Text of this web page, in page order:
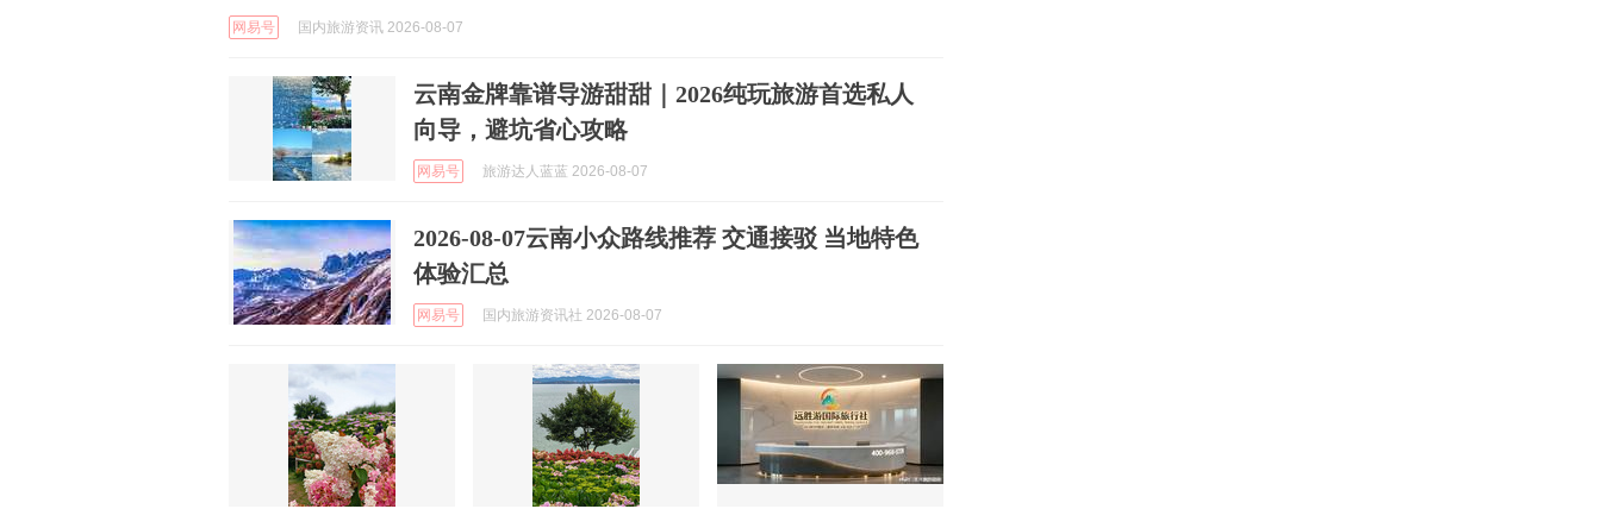
网易号 国内旅游资讯 2026-08-07
云南金牌靠谱导游甜甜｜2026纯玩旅游首选私人
向导，避坑省心攻略
网易号 旅游达人蓝蓝 2026-08-07
2026-08-07云南小众路线推荐 交通接驳 当地特色
体验汇总
网易号 国内旅游资讯社 2026-08-07